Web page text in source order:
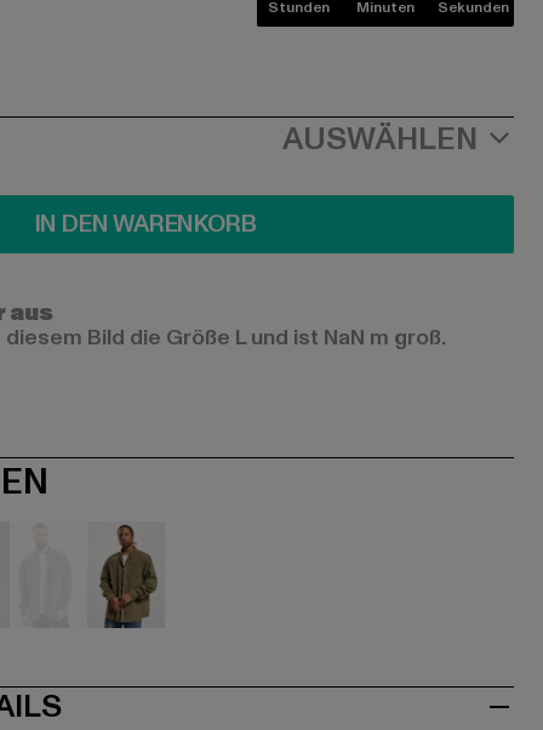
Stunden Minuten Sekunden
AUSWÄHLEN
IN DEN WARENKORB
aus
Bild die Größe L und ist NaN m groß.